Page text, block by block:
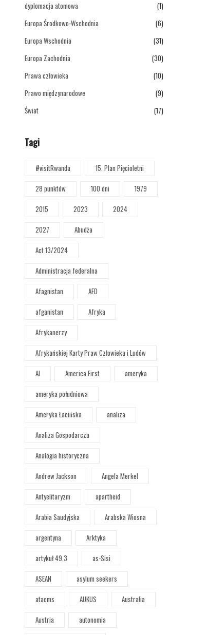
dyplomacja atomowa
(1)
Europa Środkowo-Wschodnia
(6)
Europa Wschodnia
(31)
Europa Zachodnia
(30)
Prawa człowieka
(10)
Prawo międzynarodowe
(9)
Świat
(17)
Tagi
#visitRwanda
15. Plan Pięcioletni
28 punktów
100 dni
1979
2015
2023
2024
2027
Abudża
Act 13/2024
Administracja federalna
Afagnistan
AFD
afganistan
Afryka
Afrykanerzy
Afrykańskiej Karty Praw Człowieka i Ludów
AI
America First
ameryka
ameryka południowa
Ameryka Łacińska
analiza
Analiza Gospodarcza
Analogia historyczna
Andrew Jackson
Angela Merkel
Antyelitaryzm
apartheid
Arabia Saudyjska
Arabska Wiosna
argentyna
Arktyka
artykuł 49.3
as-Sisi
ASEAN
asylum seekers
atacms
AUKUS
Australia
Austria
autonomia